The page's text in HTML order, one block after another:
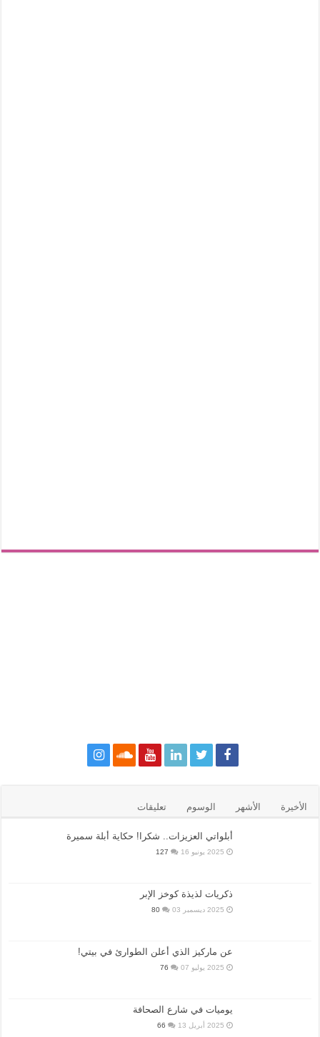
الأخيرة الأشهر الوسوم تعليقات
أبلواتي العزيزات.. شكرا! حكاية أبلة سميرة
2025 يونيو 16 127
ذكريات لذيذة كوخز الإبر
2025 ديسمبر 03 80
عن ماركيز الذي أعلن الطوارئ في بيتي!
2025 يوليو 07 76
يوميات في شارع الصحافة
2025 أبريل 13 66